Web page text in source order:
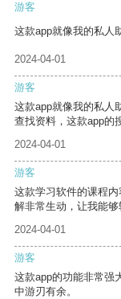
游客
这款app就像我的私人
2024-04-01
游客
这款app就像我的私人
查找资料，这款app的
2024-04-01
游客
这款学习软件的课程
解非常生动，让我能够
2024-04-01
游客
这款app的功能非常强
中游刃有余。